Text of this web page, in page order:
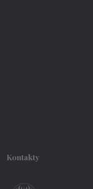
Kontakty